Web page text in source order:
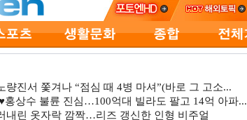
량진서 쫓겨나 “점심 때 4병 마셔”(바로 그 고소...
홍상수 불륜 진심…100억대 빌라도 팔고 14억 아파...
내린 옷자락 깜짝…리즈 갱신한 인형 비주얼